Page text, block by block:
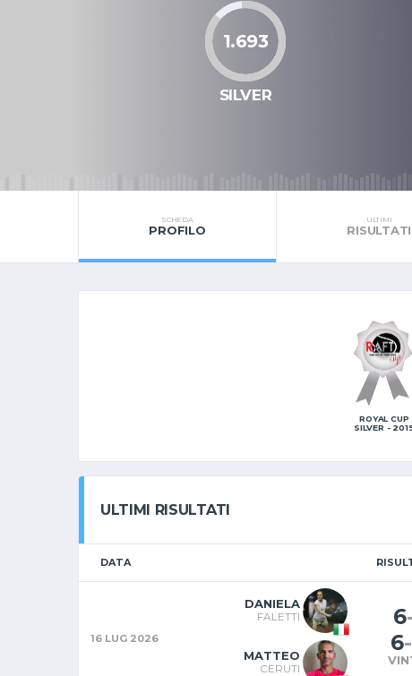
1.693
SILVER
SCHEDA
PROFILO
ULTIMI
RISULTATI
ROYAL CUP
SILVER -
ULTIMI RISULTATI
DATA
16 LUG 2026
DANIELA
FALETTI
MATTEO
CERUTI
6
6-